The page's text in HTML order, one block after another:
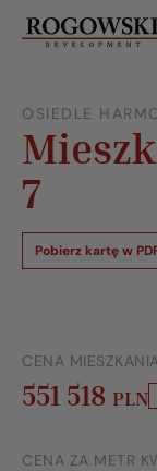
OSIEDLE
7
Pobierz kartę w
CENA
551 518 PLN
CENA ZA METR